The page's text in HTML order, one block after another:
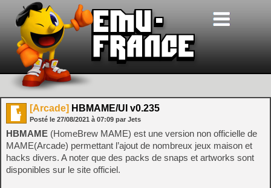
[Arcade] HBMAME/UI v0.235
Posté le 27/08/2021 à 07:09 par Jets
HBMAME (HomeBrew MAME) est une version non officielle de
MAME(Arcade) permettant l’ajout de nombreux jeux maison et
hacks divers. A noter que des packs de snaps et artworks sont
disponibles sur le site officiel.